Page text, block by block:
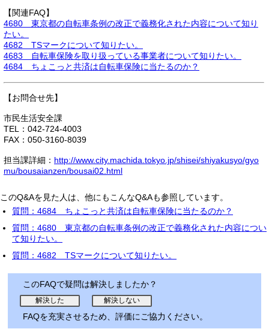
【関連FAQ】
4680 東京都の自転車条例の改正で義務化された内容について知り
たい。
4682 TSマークについて知りたい。
4683 自転車保険を取り扱っている事業者について知りたい。
4684 ちょこっと共済は自転車保険に当たるのか？
【お問合せ先】
市民生活安全課
TEL：042-724-4003
FAX：050-3160-8039
担当課詳細： http://www.city.machida.tokyo.jp/shisei/shiyakusyo/gyo
mu/bousaianzen/bousai02.html
このQ&Aを見た人は、他にもこんなQ&Aも参照しています。
質問：4684 ちょこっと共済は自転車保険に当たるのか？
質問：4680 東京都の自転車条例の改正で義務化された内容につい
て知りたい。
質問：4682 TSマークについて知りたい。
このFAQで疑問は解決しましたか？
FAQを充実させるため、評価にご協力ください。